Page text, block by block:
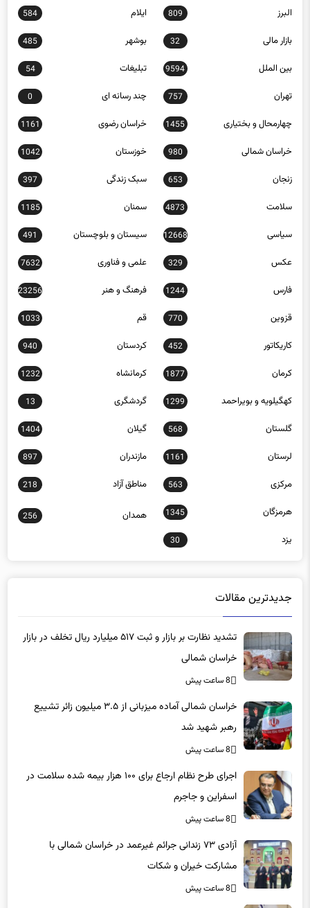
بازار مالی 32 بوشهر 485
بین الملل 9594 تبلیغات 54
تهران 757 چند رسانه ای 0
چهارمحال و بختیاری 1455 خراسان رضوی 1161
خراسان شمالی 980 خوزستان 1042
زنجان 653 سبک زندگی 397
سلامت 4873 سمنان 1185
سیاسی 12668 سیستان و بلوچستان 491
عکس 329 علمی و فناوری 7632
فارس 1244 فرهنگ و هنر 23256
قزوین 770 قم 1033
کاریکاتور 452 کردستان 940
کرمان 1877 کرمانشاه 1232
کهگیلویه و بویراحمد 1299 گردشگری 13
گلستان 568 گیلان 1404
لرستان 1161 مازندران 897
مرکزی 563 مناطق آزاد 218
هرمزگان 1345
256
یزد 30
خراسان شمالی
8 ساعت پیش
رهبر شهید شد
8 ساعت پیش
اسفراین و جاجرم
8 ساعت پیش
آزادی ۷۳ زندانی جرائم غیرعمد در خراسان شمالی با
مشارکت خیران و شکات
8 ساعت پیش